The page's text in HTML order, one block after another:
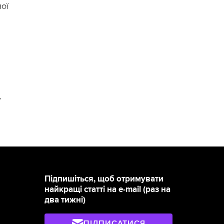
Підпишіться, щоб отримувати
найкращі статті на e-mail (раз на
два тижні)